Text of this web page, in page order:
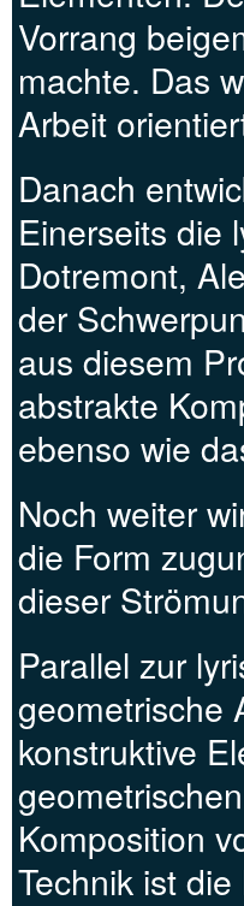
Vorrang
machte. Das
Arbeit
Danach
Einerseits die
Dotremont,
der
aus diesem
abstrakte
ebenso wie
Noch weiter
die Form
dieser
Parallel zur
geometrische
konstruktive
Komposition
Technik ist